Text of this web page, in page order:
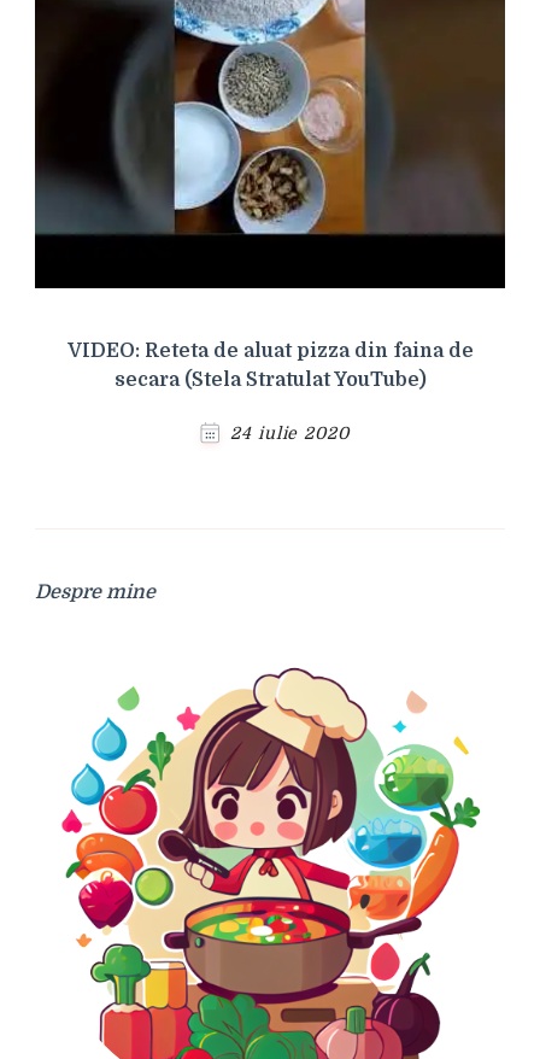
VIDEO: Reteta de aluat pizza din faina de
secara (Stela Stratulat YouTube)
24 iulie 2020
Despre mine